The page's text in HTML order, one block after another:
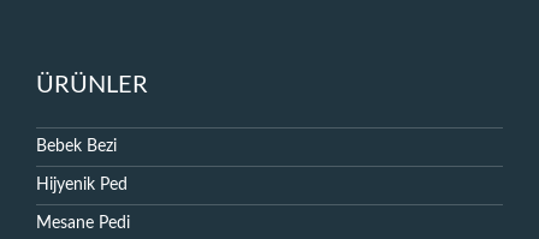
ÜRÜNLER
Bebek Bezi
Hijyenik Ped
Mesane Pedi